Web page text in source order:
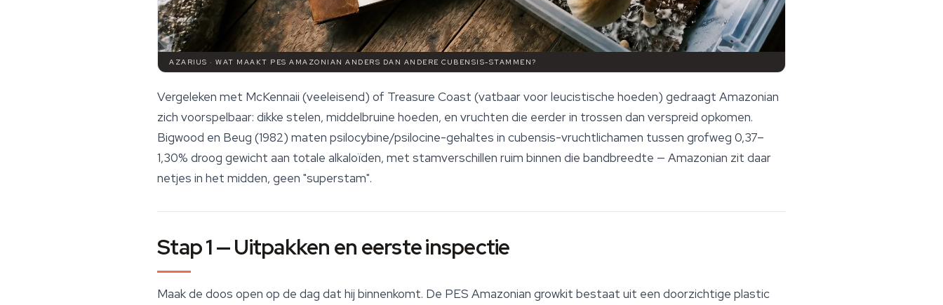
AZARIUS · WAT MAAKT PES AMAZONIAN ANDERS DAN ANDERE CUBENSIS-STAMMEN?
Vergeleken met McKennaii (veeleisend) of Treasure Coast (vatbaar voor leucistische hoeden) gedraagt Amazonian
zich voorspelbaar: dikke stelen, middelbruine hoeden, en vruchten die eerder in trossen dan verspreid opkomen.
Bigwood en Beug (1982) maten psilocybine/psilocine-gehaltes in cubensis-vruchtlichamen tussen grofweg 0,37–
1,30% droog gewicht aan totale alkaloïden, met stamverschillen ruim binnen die bandbreedte — Amazonian zit daar
netjes in het midden, geen "superstam".
Stap 1 — Uitpakken en eerste inspectie
Maak de doos open op de dag dat hij binnenkomt. De PES Amazonian growkit bestaat uit een doorzichtige plastic